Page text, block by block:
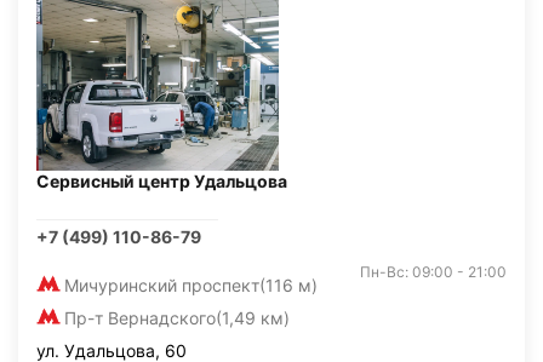
Сервисный центр Удальцова
+7 (499) 110-86-79
Мичуринский проспект(116 м)
Пр-т Вернадского(1,49 км)
Пн-Вс: 09:00 - 21:00
ул. Удальцова, 60